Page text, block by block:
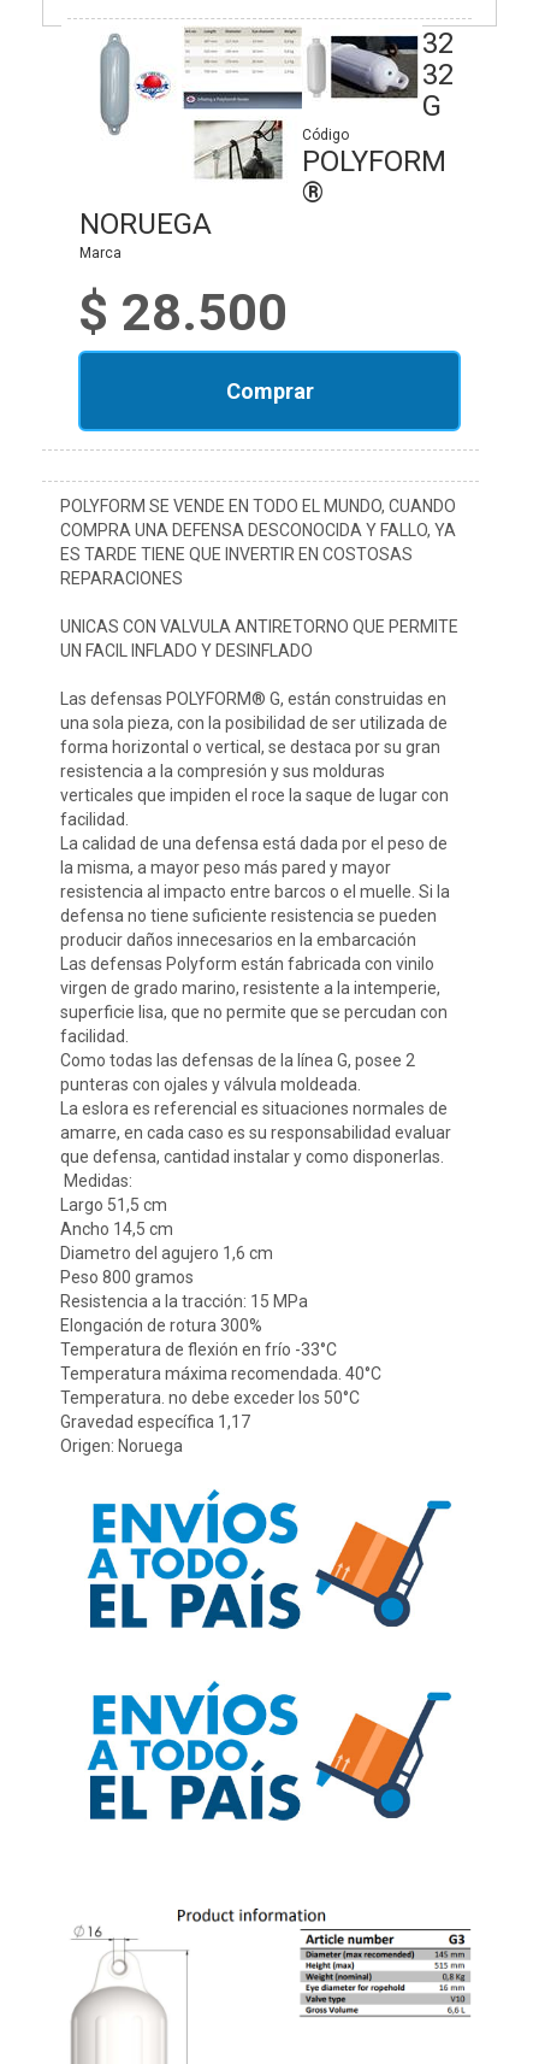
32
32
G
Código
POLYFORM
®
NORUEGA
Marca
$ 28.500
Comprar
POLYFORM SE VENDE EN TODO EL MUNDO, CUANDO
COMPRA UNA DEFENSA DESCONOCIDA Y FALLO, YA
ES TARDE TIENE QUE INVERTIR EN COSTOSAS
REPARACIONES
UNICAS CON VALVULA ANTIRETORNO QUE PERMITE
UN FACIL INFLADO Y DESINFLADO
Las defensas POLYFORM® G, están construidas en
una sola pieza, con la posibilidad de ser utilizada de
forma horizontal o vertical, se destaca por su gran
resistencia a la compresión y sus molduras
verticales que impiden el roce la saque de lugar con
facilidad.
La calidad de una defensa está dada por el peso de
la misma, a mayor peso más pared y mayor
resistencia al impacto entre barcos o el muelle. Si la
defensa no tiene suficiente resistencia se pueden
producir daños innecesarios en la embarcación
Las defensas Polyform están fabricada con vinilo
virgen de grado marino, resistente a la intemperie,
superficie lisa, que no permite que se percudan con
facilidad.
Como todas las defensas de la línea G, posee 2
punteras con ojales y válvula moldeada.
La eslora es referencial es situaciones normales de
amarre, en cada caso es su responsabilidad evaluar
que defensa, cantidad instalar y como disponerlas.
Largo 51,5 cm
Ancho 14,5 cm
Diametro del agujero 1,6 cm
Peso 800 gramos
Resistencia a la tracción: 15 MPa
Elongación de rotura 300%
Temperatura de flexión en frío -33°C
Temperatura máxima recomendada. 40°C
Temperatura. no debe exceder los 50°C
Gravedad específica 1,17
Origen: Noruega